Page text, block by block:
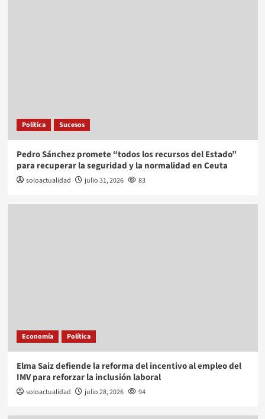
Política Sucesos
Pedro Sánchez promete “todos los recursos del Estado”
para recuperar la seguridad y la normalidad en Ceuta
soloactualidad julio 31, 2026 83
Economía Política
Elma Saiz defiende la reforma del incentivo al empleo del
IMV para reforzar la inclusión laboral
soloactualidad julio 28, 2026 94